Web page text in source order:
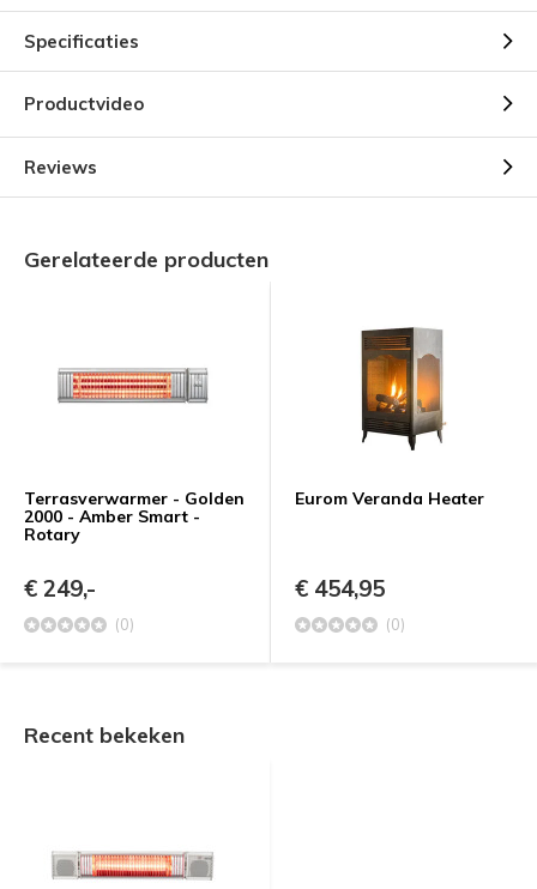
Specificaties
Productvideo
Reviews
Gerelateerde producten
Terrasverwarmer - Golden
2000 - Amber Smart -
Rotary
€ 249,-
(0)
Eurom Veranda Heater
€ 454,95
(0)
Recent bekeken